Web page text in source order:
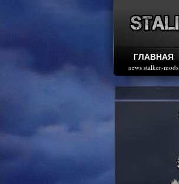
ГЛАВНАЯ
news stalker-mods